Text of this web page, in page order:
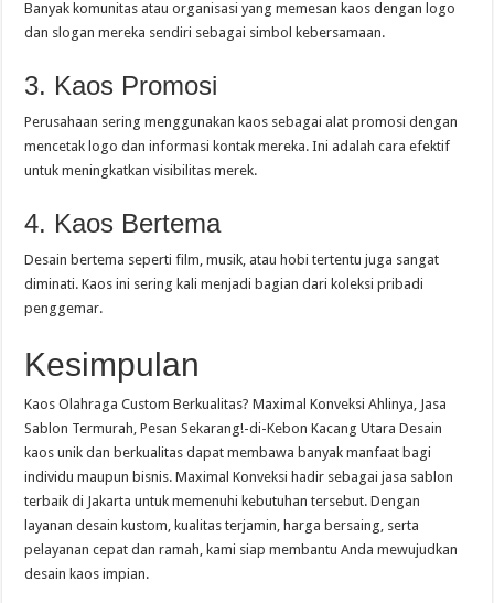
Banyak komunitas atau organisasi yang memesan kaos dengan logo
dan slogan mereka sendiri sebagai simbol kebersamaan.
3. Kaos Promosi
Perusahaan sering menggunakan kaos sebagai alat promosi dengan
mencetak logo dan informasi kontak mereka. Ini adalah cara efektif
untuk meningkatkan visibilitas merek.
4. Kaos Bertema
Desain bertema seperti film, musik, atau hobi tertentu juga sangat
diminati. Kaos ini sering kali menjadi bagian dari koleksi pribadi
penggemar.
Kesimpulan
Kaos Olahraga Custom Berkualitas? Maximal Konveksi Ahlinya, Jasa
Sablon Termurah, Pesan Sekarang!-di-Kebon Kacang Utara Desain
kaos unik dan berkualitas dapat membawa banyak manfaat bagi
individu maupun bisnis. Maximal Konveksi hadir sebagai jasa sablon
terbaik di Jakarta untuk memenuhi kebutuhan tersebut. Dengan
layanan desain kustom, kualitas terjamin, harga bersaing, serta
pelayanan cepat dan ramah, kami siap membantu Anda mewujudkan
desain kaos impian.